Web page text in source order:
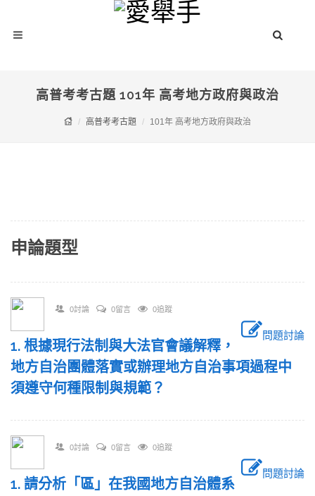
高普考考古題 101年 高考地方政府與政治
高普考考古題 101年 高考地方政府與政治
申論題型
0討論 0留言 0追蹤
問題討論
1. 根據現行法制與大法官會議解釋，
地方自治團體落實或辦理地方自治事項過程中
須遵守何種限制與規範？
0討論 0留言 0追蹤
問題討論
1. 請分析「區」在我國地方自治體系